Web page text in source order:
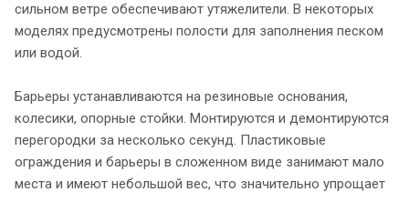
сильном ветре обеспечивают утяжелители. В некоторых
моделях предусмотрены полости для заполнения песком
или водой.
Барьеры устанавливаются на резиновые основания,
колесики, опорные стойки. Монтируются и демонтируются
перегородки за несколько секунд. Пластиковые
ограждения и барьеры в сложенном виде занимают мало
места и имеют небольшой вес, что значительно упрощает